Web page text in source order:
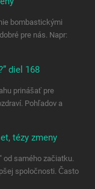
bombastickými
pre nás. Napr:
diel 168
prinášať pre
Pohľadov a
tézy zmeny
od samého začiatku.
spoločnosti. Často